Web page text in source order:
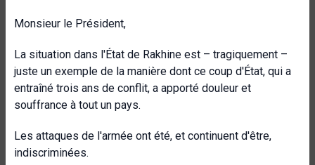
Monsieur le Président,
La situation dans l'État de Rakhine est – tragiquement –
juste un exemple de la manière dont ce coup d'État, qui a
entraîné trois ans de conflit, a apporté douleur et
souffrance à tout un pays.
Les attaques de l'armée ont été, et continuent d'être,
indiscriminées.